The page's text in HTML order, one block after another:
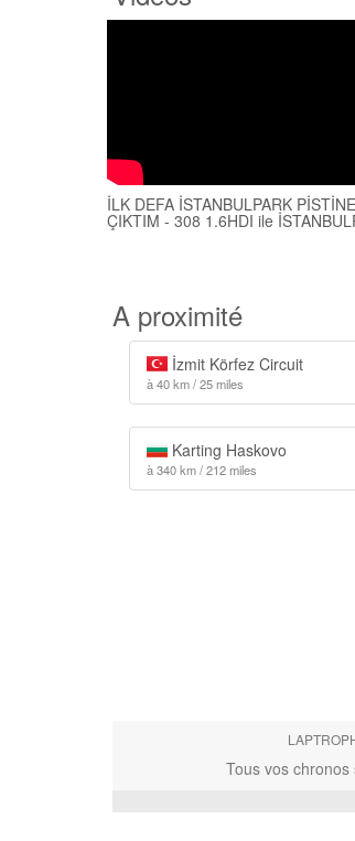
İLK DEFA İSTANBULPARK PİSTİNE
ÇIKTIM - 308 1.6HDI ile
A proximité
İzmit Körfez Circuit
à 40 km / 25 miles
Karting Haskovo
à 340 km / 212 miles
Tous vos chronos